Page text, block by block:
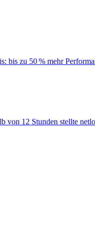
zu 50 % mehr
12 Stunden stellte